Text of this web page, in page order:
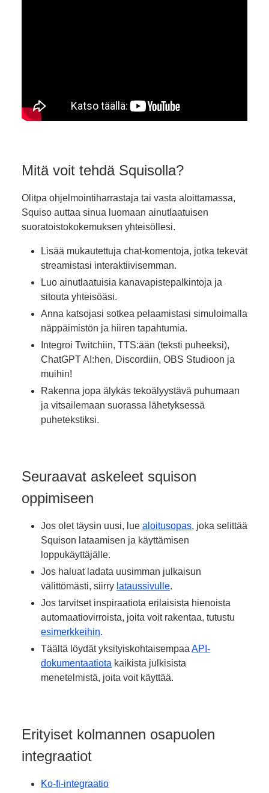
Mitä voit tehdä Squisolla?
Olitpa ohjelmointiharrastaja tai vasta aloittamassa,
Squiso auttaa sinua luomaan ainutlaatuisen
suoratoistokokemuksen yhteisöllesi.
Lisää mukautettuja chat-komentoja, jotka tekevät
streamistasi interaktiivisemman.
Luo ainutlaatuisia kanavapistepalkintoja ja
sitouta yhteisöäsi.
Anna katsojasi sotkea pelaamistasi simuloimalla
näppäimistön ja hiiren tapahtumia.
Integroi Twitchiin, TTS:ään (teksti puheeksi),
ChatGPT AI:hen, Discordiin, OBS Studioon ja
muihin!
Rakenna jopa älykäs tekoälyystävä puhumaan
ja vitsailemaan suorassa lähetyksessä
puhetekstiksi.
Seuraavat askeleet squison
oppimiseen
Jos olet täysin uusi, lue aloitusopas, joka selittää
Squison lataamisen ja käyttämisen
loppukäyttäjälle.
Jos haluat ladata uusimman julkaisun
välittömästi, siirry lataussivulle.
Jos tarvitset inspiraatiota erilaisista hienoista
automaatiovirroista, joita voit rakentaa, tutustu
esimerkkeihin.
Täältä löydät yksityiskohtaisempaa API-
dokumentaatiota kaikista julkisista
menetelmistä, joita voit käyttää.
Erityiset kolmannen osapuolen
integraatiot
Ko-fi-integraatio